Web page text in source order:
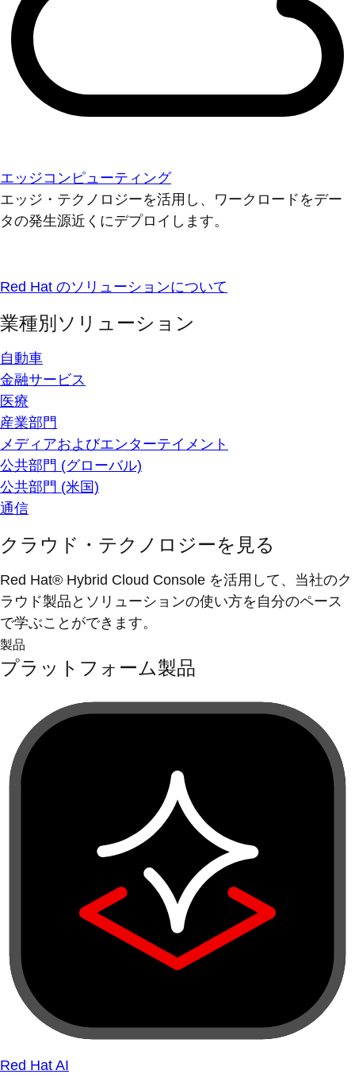
エッジコンピューティング
エッジ・テクノロジーを活用し、ワークロードをデー
タの発生源近くにデプロイします。
Red Hat のソリューションについて
業種別ソリューション
自動車
金融サービス
医療
産業部門
メディアおよびエンターテイメント
公共部門 (グローバル)
公共部門 (米国)
通信
クラウド・テクノロジーを見る
Red Hat® Hybrid Cloud Console を活用して、当社のク
ラウド製品とソリューションの使い方を自分のペース
で学ぶことができます。
製品
プラットフォーム製品
Red Hat AI